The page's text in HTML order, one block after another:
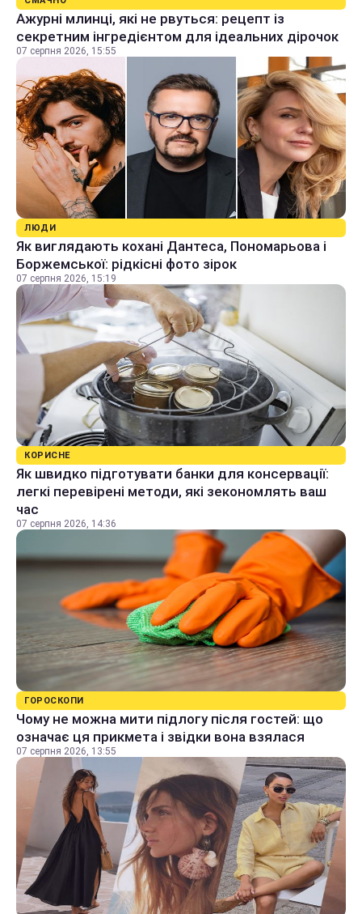
Ажурні млинці, які не рвуться: рецепт із
секретним інгредієнтом для ідеальних дірочок
07 серпня 2026, 15:55
ЛЮДИ
Як виглядають кохані Дантеса, Пономарьова і
Боржемської: рідкісні фото зірок
07 серпня 2026, 15:19
КОРИСНЕ
Як швидко підготувати банки для консервації:
легкі перевірені методи, які зекономлять ваш
час
07 серпня 2026, 14:36
ГОРОСКОПИ
Чому не можна мити підлогу після гостей: що
означає ця прикмета і звідки вона взялася
07 серпня 2026, 13:55